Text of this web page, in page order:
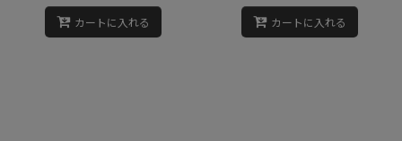
カートに入れる カートに入れる